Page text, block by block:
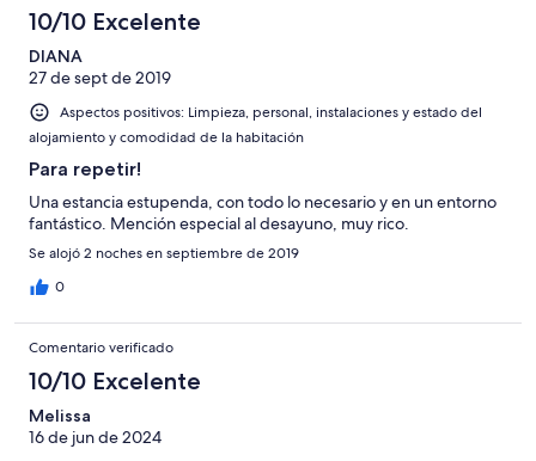
10/10 Excelente
DIANA
27 de sept de 2019
Aspectos positivos: Limpieza, personal, instalaciones y estado del
alojamiento y comodidad de la habitación
Para repetir!
Una estancia estupenda, con todo lo necesario y en un entorno
fantástico. Mención especial al desayuno, muy rico.
Se alojó 2 noches en septiembre de 2019
0
Comentario verificado
10/10 Excelente
Melissa
16 de jun de 2024